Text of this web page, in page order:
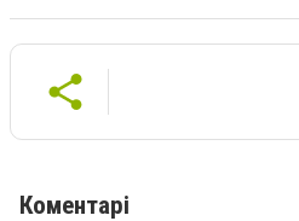
Коментарі